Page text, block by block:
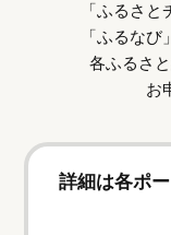
「ふるさ
「ふるな
各ふるさ
お
詳細は各ポ